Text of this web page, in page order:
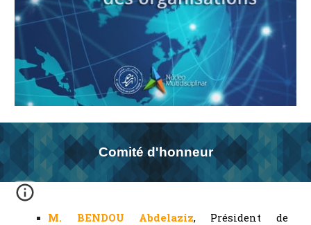
Comité d'honneur
M. BENDOU Abdelaziz, Président de